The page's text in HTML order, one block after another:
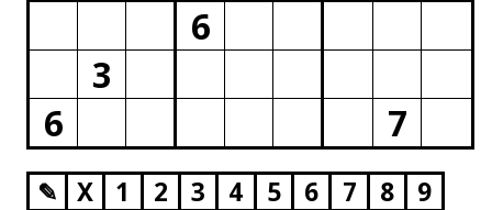
6
3
6
7
✎ X 1 2 3 4 5 6 7 8 9